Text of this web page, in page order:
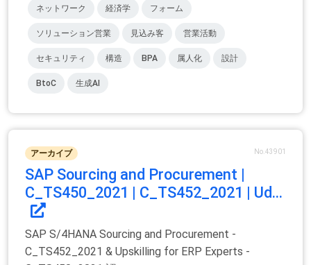
ネットワーク 経済学 フォーム
ソリューション営業 見込み客 営業活動
セキュリティ 構造 BPA 属人化 設計
BtoC 生成AI
アーカイブ No.43901
SAP Sourcing and Procurement |
C_TS450_2021 | C_TS452_2021 | Ud...
SAP S/4HANA Sourcing and Procurement -
C_TS452_2021 & Upskilling for ERP Experts -